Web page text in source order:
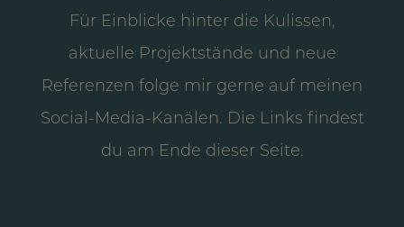
Für Einblicke hinter die Kulissen,
aktuelle Projektstände und neue
Referenzen folge mir gerne auf meinen
Social-Media-Kanälen. Die Links findest
du am Ende dieser Seite.